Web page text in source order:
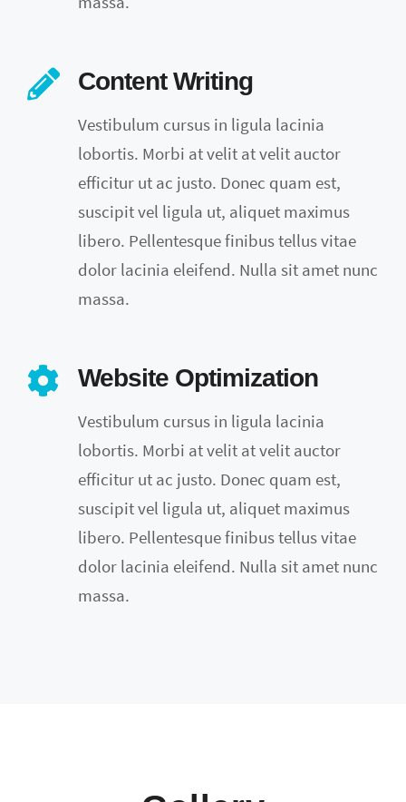
Content Writing
Vestibulum cursus in ligula lacinia
lobortis. Morbi at velit at velit auctor
efficitur ut ac justo. Donec quam est,
suscipit vel ligula ut, aliquet maximus
libero. Pellentesque finibus tellus vitae
dolor lacinia eleifend. Nulla sit amet nunc
massa.
Website Optimization
Vestibulum cursus in ligula lacinia
lobortis. Morbi at velit at velit auctor
efficitur ut ac justo. Donec quam est,
suscipit vel ligula ut, aliquet maximus
libero. Pellentesque finibus tellus vitae
dolor lacinia eleifend. Nulla sit amet nunc
massa.